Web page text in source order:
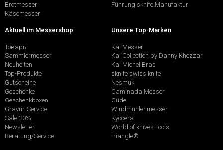
Brotmesser
Käsemesser
Führung sknife Manufaktur
Aktuell im Messershop
Товары
Sammlermesser
Neuheiten
Top-Produkte
Gutscheine
Geschenke
Geschenkboxen
Gravur-Service
Sale 20%
Newsletter
Beratung/Service
Unsere Top-Marken
Kai Messer
Kai Collection by Danny Khezzar
Kai Michel Bras
sknife swiss knife
Nesmuk
Caminada Messer
Güde
Windmühlenmesser
Kyocera
World of knives Tools
triangle®